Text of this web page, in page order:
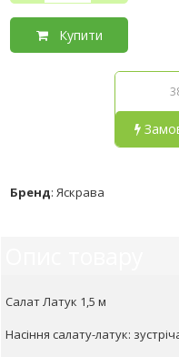
Купити
Бренд: Яскрава
Салат Латук 1,5 м
Насіння салату-латук: